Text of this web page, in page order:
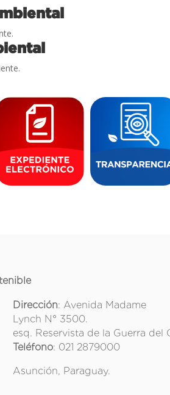
Dirección: Avenida Madame
Lynch N° 3500.
esq. Reservista de la Guerra del
Teléfono: 021 2879000
Asunción, Paraguay.